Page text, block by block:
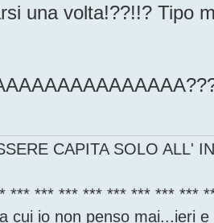
una volta!??!!? Tipo
CAPITA SOLO ALL'
*** *** *** *** *** *** *** ***
cui io non penso mai...ieri